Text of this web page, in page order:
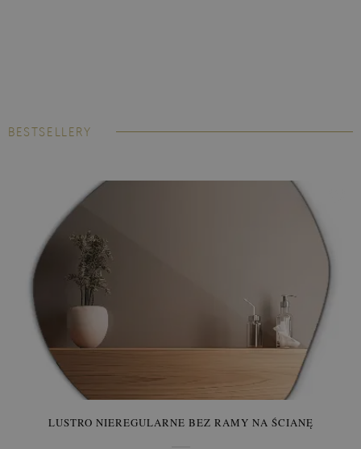
jak jej siostra - fototapeta winylowa - jest odporna na wilgoć i
temperaturę, dzięki czemu może stać się oryginalną ozdobą
kuchni i łazienki, a jej kolory zachowają swoją intensywność
przez lata.
Montaż nie wymaga użycia kleju do tapet,
materiał jest samoprzylepny.
BESTSELLERY
LUSTRO NIEREGULARNE BEZ RAMY NA ŚCIANĘ